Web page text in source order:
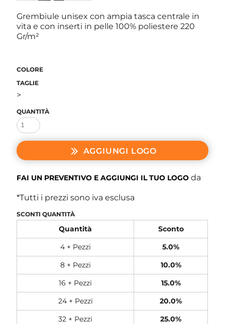
Grembiule unisex con ampia tasca centrale in
vita e con inserti in pelle 100% poliestere 220
Gr/m²
COLORE
TAGLIE
>
QUANTITÀ
AGGIUNGI LOGO
FAI UN PREVENTIVO E AGGIUNGI IL TUO LOGO da
*Tutti i prezzi sono iva esclusa
SCONTI QUANTITÀ
Quantità
Sconto
4 + Pezzi
5.0%
8 + Pezzi
10.0%
16 + Pezzi
15.0%
24 + Pezzi
20.0%
32 + Pezzi
25.0%